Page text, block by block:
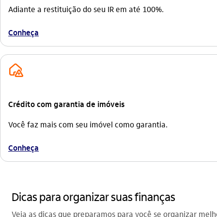
Adiante a restituição do seu IR em até 100%.
Conheça
credito_imobiliario_outline
Crédito com garantia de imóveis
Você faz mais com seu imóvel como garantia.
Conheça
Dicas para organizar suas finanças
Veja as dicas que preparamos para você se organizar